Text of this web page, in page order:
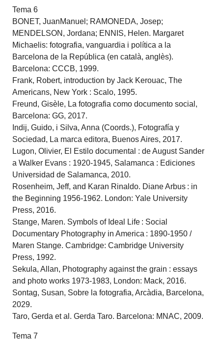
Tema 6
BONET, JuanManuel; RAMONEDA, Josep;
MENDELSON, Jordana; ENNIS, Helen. Margaret
Michaelis: fotografia, vanguardia i política a la
Barcelona de la República (en català, anglès).
Barcelona: CCCB, 1999.
Frank, Robert, introduction by Jack Kerouac, The
Americans, New York : Scalo, 1995.
Freund, Gisèle, La fotografia como documento social,
Barcelona: GG, 2017.
Indij, Guido, i Silva, Anna (Coords.), Fotografía y
Sociedad, La marca editora, Buenos Aires, 2017.
Lugon, Olivier, El Estilo documental : de August Sander
a Walker Evans : 1920-1945, Salamanca : Ediciones
Universidad de Salamanca, 2010.
Rosenheim, Jeff, and Karan Rinaldo. Diane Arbus : in
the Beginning 1956-1962. London: Yale University
Press, 2016.
Stange, Maren. Symbols of Ideal Life : Social
Documentary Photography in America : 1890-1950 /
Maren Stange. Cambridge: Cambridge University
Press, 1992.
Sekula, Allan, Photography against the grain : essays
and photo works 1973-1983, London: Mack, 2016.
Sontag, Susan, Sobre la fotografia, Arcàdia, Barcelona,
2029.
Taro, Gerda et al. Gerda Taro. Barcelona: MNAC, 2009.
Tema 7